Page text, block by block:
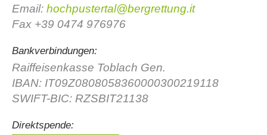
Email: hochpustertal@bergrettung.it
Fax +39 0474 976976
Bankverbindungen:
Raiffeisenkasse Toblach Gen.
IBAN: IT09Z0808058360000300219118
SWIFT-BIC: RZSBIT21138
Direktspende: